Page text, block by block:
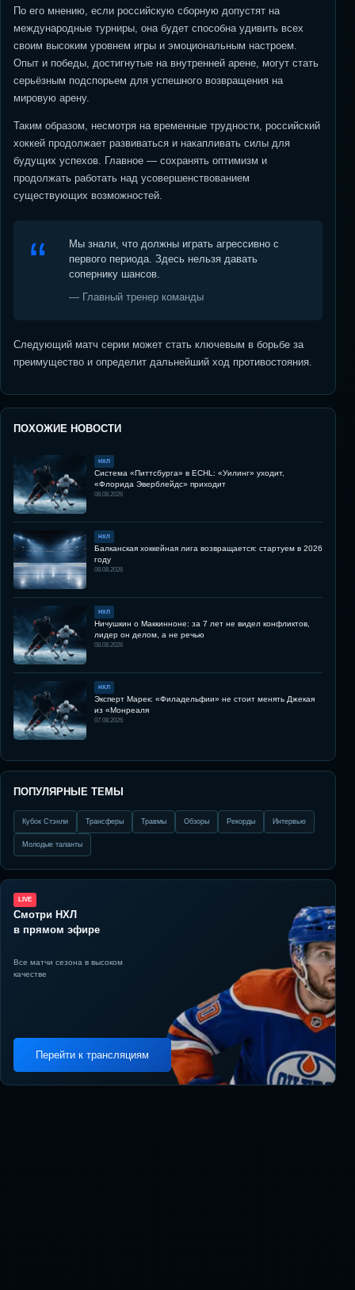
По его мнению, если российскую сборную допустят на
международные турниры, она будет способна удивить всех
своим высоким уровнем игры и эмоциональным настроем.
Опыт и победы, достигнутые на внутренней арене, могут стать
серьёзным подспорьем для успешного возвращения на
мировую арену.
Таким образом, несмотря на временные трудности, российский
хоккей продолжает развиваться и накапливать силы для
будущих успехов. Главное — сохранять оптимизм и
продолжать работать над усовершенствованием
существующих возможностей.
Мы знали, что должны играть агрессивно с
первого периода. Здесь нельзя давать
сопернику шансов.
— Главный тренер команды
Следующий матч серии может стать ключевым в борьбе за
преимущество и определит дальнейший ход противостояния.
ПОХОЖИЕ НОВОСТИ
НХЛ
Система «Питтсбурга» в ECHL: «Уилинг» уходит,
«Флорида Эверблейдс» приходит
08.08.2026
НХЛ
Балканская хоккейная лига возвращается: стартуем в 2026
году
08.08.2026
НХЛ
Ничушкин о Маккинноне: за 7 лет не видел конфликтов,
лидер он делом, а не речью
08.08.2026
НХЛ
Эксперт Марек: «Филадельфии» не стоит менять Джекая
из «Монреаля
07.08.2026
ПОПУЛЯРНЫЕ ТЕМЫ
Кубок Стэнли Трансферы Травмы Обзоры Рекорды Интервью
Молодые таланты
LIVE
Смотри НХЛ
в прямом эфире
Все матчи сезона в высоком
качестве
Перейти к трансляциям